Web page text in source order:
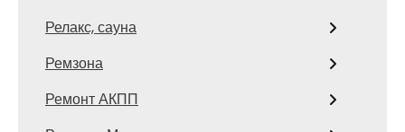
Релакс, сауна
Ремзона
Ремонт АКПП